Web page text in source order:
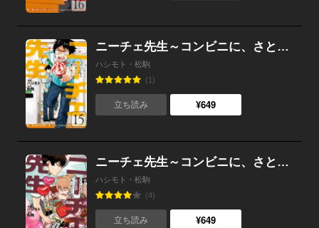
ニーチェ先生～コンビニに、さとり世代の新人が舞い降りた～ 15
ハシモト・松駒
(1)
立ち読み ¥649
ニーチェ先生～コンビニに、さとり世代の新人が舞い降りた～ 14
ハシモト・松駒
(4)
立ち読み ¥649